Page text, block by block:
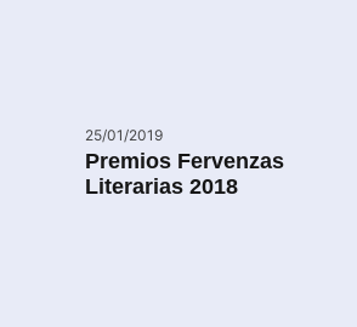
25/01/2019
Premios Fervenzas
Literarias 2018